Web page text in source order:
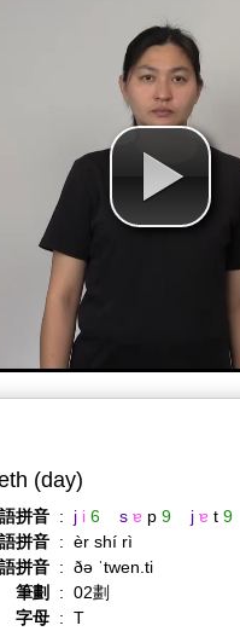
(day)
拼音 : j i 6 s ɐ p 9 j ɐ t 9
拼音 : èr shí rì
拼音 : ðə ˈtwen.ti
筆劃
: 02劃
字母 : T